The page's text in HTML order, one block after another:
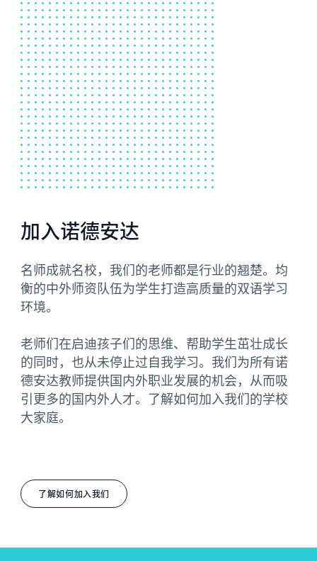
加入诺德安达
名师成就名校，我们的老师都是行业的翘楚。均
衡的中外师资队伍为学生打造高质量的双语学习
环境。
老师们在启迪孩子们的思维、帮助学生茁壮成长
的同时，也从未停止过自我学习。我们为所有诺
德安达教师提供国内外职业发展的机会，从而吸
引更多的国内外人才。了解如何加入我们的学校
大家庭。
了解如何加入我们